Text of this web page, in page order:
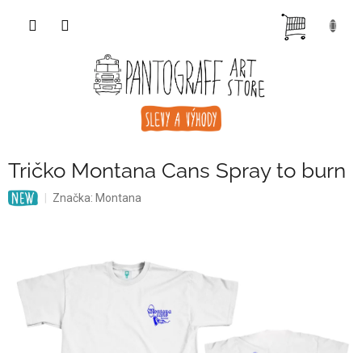
Tričko Montana Cans Spray to burn
Značka:Montana